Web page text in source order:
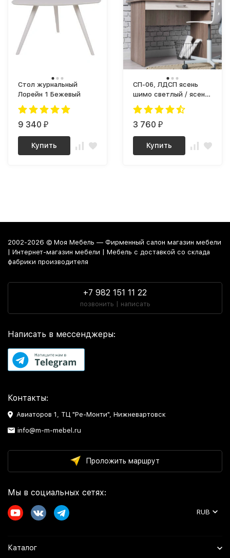
Стол журнальный
Лорейн 1 Бежевый
9 340 ₽
Купить
СП-06, ЛДСП ясень
шимо светлый / ясень
шимо темный
3 760 ₽
Купить
2002-2026 © Моя Мебель — Фирменный салон магазин мебели
| Интернет-магазин мебели | Мебель с доставкой со склада
фабрики производителя
+7 982 151 11 22
позвонить | написать
Написать в мессенджеры:
Контакты:
Авиаторов 1, ТЦ "Ре-Монти", Нижневартовск
info@m-m-mebel.ru
Проложить маршрут
Мы в социальных сетях:
RUB
Каталог